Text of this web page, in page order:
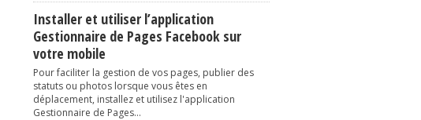
Installer et utiliser l’application
Gestionnaire de Pages Facebook sur
votre mobile
Pour faciliter la gestion de vos pages, publier des
statuts ou photos lorsque vous êtes en
déplacement, installez et utilisez l'application
Gestionnaire de Pages...